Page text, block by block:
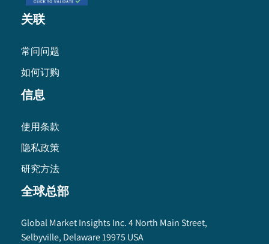
关联
常问问题
如何订购
信息
使用条款
隐私政策
研究方法
全球总部
Global Market Insights Inc. 4 North Main Street,
Selbyville, Delaware 19975 USA